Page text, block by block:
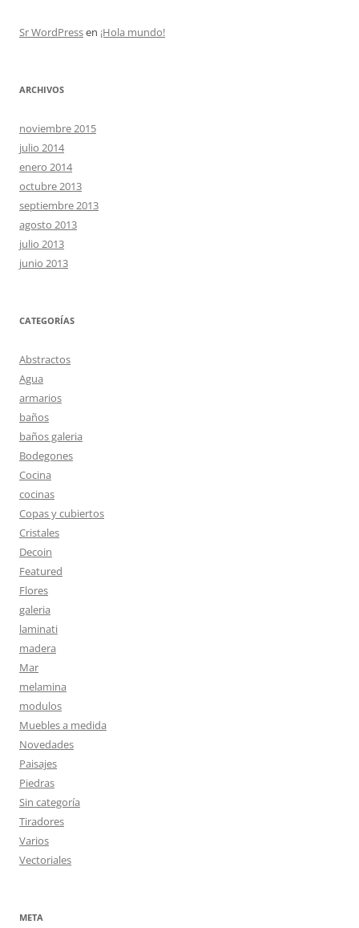
Sr WordPressen ¡Hola mundo!
ARCHIVOS
noviembre 2015
julio 2014
enero 2014
octubre 2013
septiembre 2013
agosto 2013
julio 2013
junio 2013
CATEGORÍAS
Abstractos
Agua
armarios
baños
baños galeria
Bodegones
Cocina
cocinas
Copas y cubiertos
Cristales
Decoin
Featured
Flores
galeria
laminati
madera
Mar
melamina
modulos
Muebles a medida
Novedades
Paisajes
Piedras
Sin categoría
Tiradores
Varios
Vectoriales
META